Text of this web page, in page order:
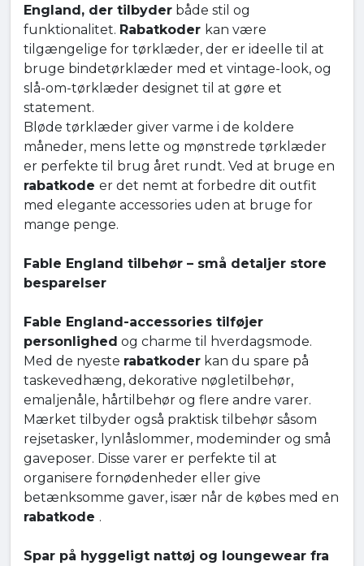
England, der tilbyder både stil og
funktionalitet. Rabatkoder kan være
tilgængelige for tørklæder, der er ideelle til at
bruge bindetørklæder med et vintage-look, og
slå-om-tørklæder designet til at gøre et
statement.
Bløde tørklæder giver varme i de koldere
måneder, mens lette og mønstrede tørklæder
er perfekte til brug året rundt. Ved at bruge en
rabatkode er det nemt at forbedre dit outfit
med elegante accessories uden at bruge for
mange penge.
Fable England tilbehør – små detaljer store
besparelser
Fable England-accessories tilføjer
personlighed og charme til hverdagsmode.
Med de nyeste rabatkoder kan du spare på
taskevedhæng, dekorative nøgletilbehør,
emaljenåle, hårtilbehør og flere andre varer.
Mærket tilbyder også praktisk tilbehør såsom
rejsetasker, lynlåslommer, modeminder og små
gaveposer. Disse varer er perfekte til at
organisere fornødenheder eller give
betænksomme gaver, især når de købes med en
rabatkode .
Spar på hyggeligt nattøj og loungewear fra